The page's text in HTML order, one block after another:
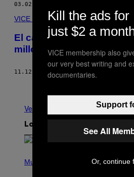
03.02.16
VICE World News
El cambio climático
millones de personas a la
11.12.15 POR EVA HERSHAW
Ver todo
Lo más reciente
P
Music
Kill the ads for
just $2 a
VICE membership also
our very best writing and
documentaries.
Support
See All
Or, continue